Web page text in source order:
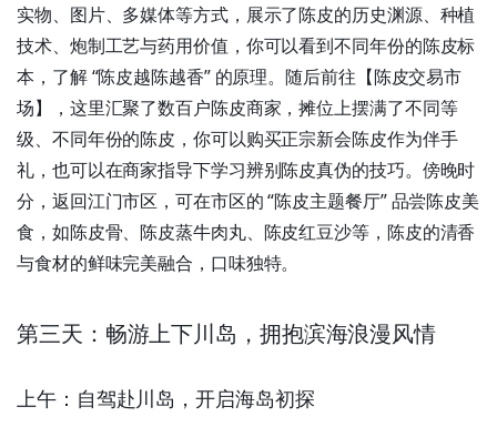
实物、图片、多媒体等方式，展示了陈皮的历史渊源、种植
技术、炮制工艺与药用价值，你可以看到不同年份的陈皮标
本，了解 “陈皮越陈越香” 的原理。随后前往【陈皮交易市
场】，这里汇聚了数百户陈皮商家，摊位上摆满了不同等
级、不同年份的陈皮，你可以购买正宗新会陈皮作为伴手
礼，也可以在商家指导下学习辨别陈皮真伪的技巧。傍晚时
分，返回江门市区，可在市区的 “陈皮主题餐厅” 品尝陈皮美
食，如陈皮骨、陈皮蒸牛肉丸、陈皮红豆沙等，陈皮的清香
与食材的鲜味完美融合，口味独特。
第三天：畅游上下川岛，拥抱滨海浪漫风情
上午：自驾赴川岛，开启海岛初探